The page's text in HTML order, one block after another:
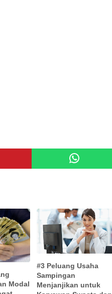
Modal
#3 Peluang Usaha
Sampingan
Menjanjikan untuk